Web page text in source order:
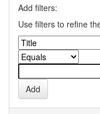
Add filters:
Use filters to refine